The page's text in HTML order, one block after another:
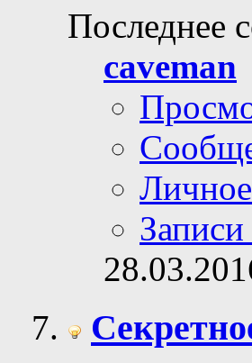
Последнее
caveman